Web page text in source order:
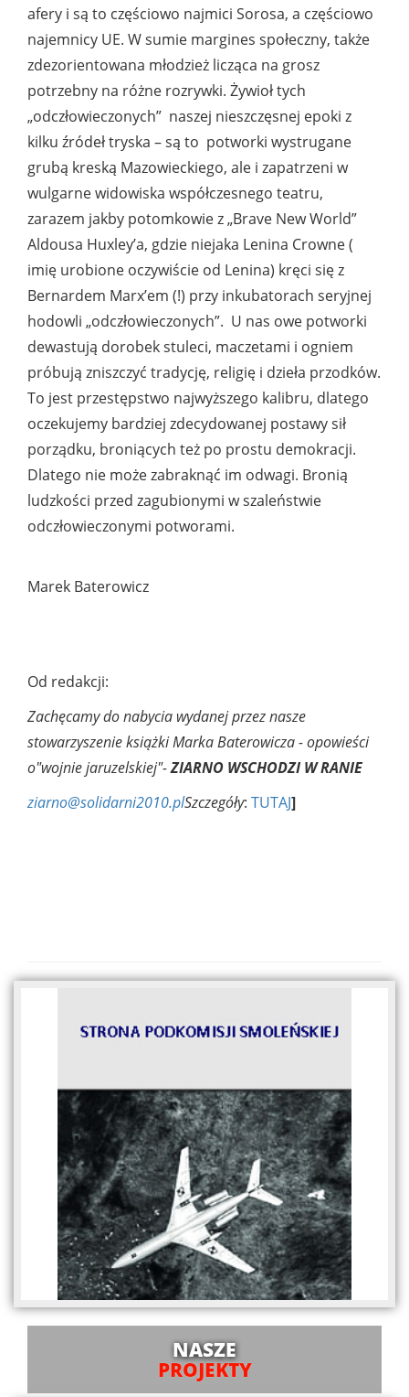
afery i są to częściowo najmici Sorosa, a częściowo
najemnicy UE. W sumie margines społeczny, także
zdezorientowana młodzież licząca na grosz
potrzebny na różne rozrywki. Żywioł tych
„odczłowieczonych” naszej nieszczęsnej epoki z
kilku źródeł tryska – są to potworki wystrugane
grubą kreską Mazowieckiego, ale i zapatrzeni w
wulgarne widowiska współczesnego teatru,
zarazem jakby potomkowie z „Brave New World”
Aldousa Huxley’a, gdzie niejaka Lenina Crowne (
imię urobione oczywiście od Lenina) kręci się z
Bernardem Marx’em (!) przy inkubatorach seryjnej
hodowli „odczłowieczonych”. U nas owe potworki
dewastują dorobek stuleci, maczetami i ogniem
próbują zniszczyć tradycję, religię i dzieła przodków.
To jest przestępstwo najwyższego kalibru, dlatego
oczekujemy bardziej zdecydowanej postawy sił
porządku, broniących też po prostu demokracji.
Dlatego nie może zabraknąć im odwagi. Bronią
ludzkości przed zagubionymi w szaleństwie
odczłowieczonymi potworami.
Marek Baterowicz
Od redakcji:
Zachęcamy do nabycia wydanej przez nasze
stowarzyszenie książki Marka Baterowicza - opowieści
o"wojnie jaruzelskiej"-ZIARNO WSCHODZI W RANIE
ziarno@solidarni2010.plSzczegóły: TUTAJ]
NASZE
PROJEKTY